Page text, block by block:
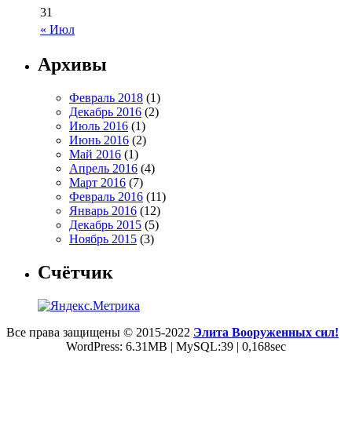
« Июл
31
Архивы
Февраль 2018 (1)
Декабрь 2016 (2)
Июль 2016 (1)
Июнь 2016 (2)
Май 2016 (1)
Апрель 2016 (4)
Март 2016 (7)
Февраль 2016 (11)
Январь 2016 (12)
Декабрь 2015 (5)
Ноябрь 2015 (3)
Счётчик
Все права защищены © 2015-2022 Элита Вооруженных сил!
WordPress: 6.31MB | MySQL:39 | 0,168sec